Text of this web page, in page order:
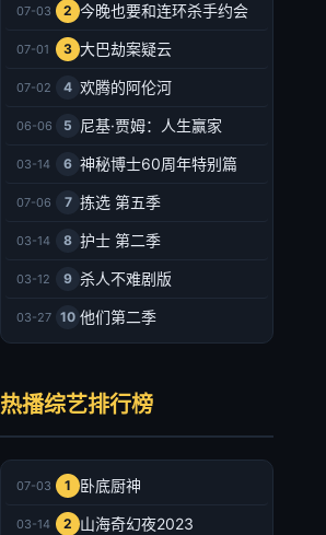
07-03 2 今晚也要和连环杀手约会
07-01 3 大巴劫案疑云
07-02 4 欢腾的阿伦河
06-06 5 尼基·贾姆：人生赢家
03-14 6 神秘博士60周年特别篇
07-06 7 拣选 第五季
03-14 8 护士 第二季
03-12 9 杀人不难剧版
03-27 10 他们第二季
热播综艺排行榜
07-03 1 卧底厨神
03-14 2 山海奇幻夜2023